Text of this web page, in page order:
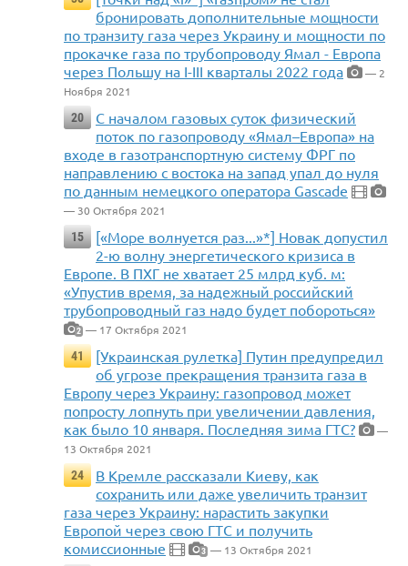
бронировать дополнительные мощности
по транзиту газа через Украину и мощности по
прокачке газа по трубопроводу Ямал - Европа
через Польшу на I-III кварталы 2022 года
— 2
Ноября 2021
20
С началом газовых суток физический
поток по газопроводу «Ямал–Европа» на
входе в газотранспортную систему ФРГ по
направлению с востока на запад упал до нуля
по данным немецкого оператора Gascade
— 30 Октября 2021
15
[«Море волнуется раз...»*] Новак допустил
2-ю волну энергетического кризиса в
Европе. В ПХГ не хватает 25 млрд куб. м:
«Упустив время, за надежный российский
трубопроводный газ надо будет побороться»
2 — 17 Октября 2021
41
[Украинская рулетка] Путин предупредил
об угрозе прекращения транзита газа в
Европу через Украину: газопровод может
попросту лопнуть при увеличении давления,
как было 10 января. Последняя зима ГТС?
—
13 Октября 2021
24
В Кремле рассказали Киеву, как
сохранить или даже увеличить транзит
газа через Украину: нарастить закупки
Европой через свою ГТС и получить
комиссионные
3 — 13 Октября 2021